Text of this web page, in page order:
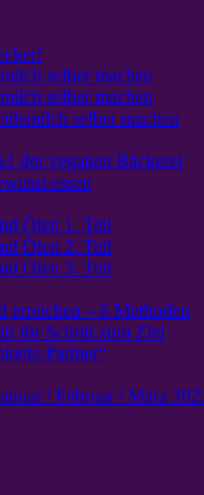
selber machen
selber machen
selber machen
der veganen Bäckerei
essen
Ölen 1. Teil
Ölen 2. Teil
Ölen 3. Teil
erreichen – 6 Methoden
für Schritt zum Ziel
Partner“
/ Februar / März